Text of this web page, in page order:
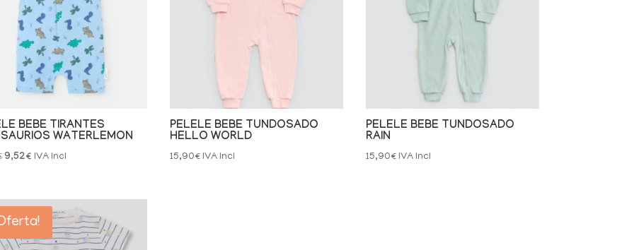
BEBE TIRANTES
WATERLEMON
El
era:
11,90€.
9,52€ El
es:
9,52€.
IVA Incl
PELELE BEBE TUNDOSADO
HELLO WORLD
15,90€ IVA Incl
PELELE BEBE TUNDOSADO
RAIN
15,90€ IVA Incl